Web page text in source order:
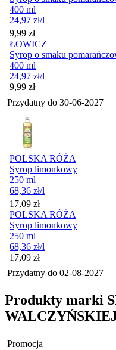
400 ml
24,97 zł/l
Cena
9,99 zł
ŁOWICZ
Syrop o smaku
400 ml
24,97 zł/l
Cena
9,99 zł
Przydatny do 30-06-2027
POLSKA RÓŻA
Syrop limonkowy
250 ml
68,36 zł/l
Cena
17,09 zł
POLSKA RÓŻA
Syrop limonkowy
250 ml
68,36 zł/l
Cena
17,09 zł
Przydatny do 02-08-2027
Produkty marki
Promocja